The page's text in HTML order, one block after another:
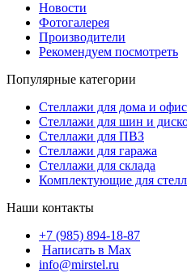
Новости
Фотогалерея
Производители
Рекомендуем посмотреть
Популярные категории
Стеллажи для дома и
Стеллажи для шин и
Стеллажи для ПВЗ
Стеллажи для гаража
Стеллажи для склада
Комплектующие для
Наши контакты
+7 (985) 894-18-87
Написать в Max
info@mirstel.ru